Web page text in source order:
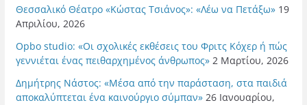
Θεσσαλικό Θέατρο «Κώστας Τσιάνος»: «Λέω να Πετάξω» 19
Απριλίου, 2026
Opbo studio: «Οι σχολικές εκθέσεις του Φριτς Κόχερ ή πώς
γεννιέται ένας πειθαρχημένος άνθρωπος» 2 Μαρτίου, 2026
Δημήτρης Νάστος: «Μέσα από την παράσταση, στα παιδιά
αποκαλύπτεται ένα καινούργιο σύμπαν» 26 Ιανουαρίου,